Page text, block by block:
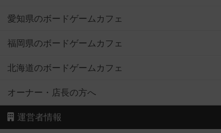
愛知県のボードゲームカフェ
福岡県のボードゲームカフェ
北海道のボードゲームカフェ
オーナー・店長の方へ
運営者情報